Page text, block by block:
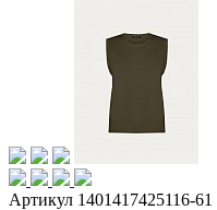
Артикул 1401417425116-61